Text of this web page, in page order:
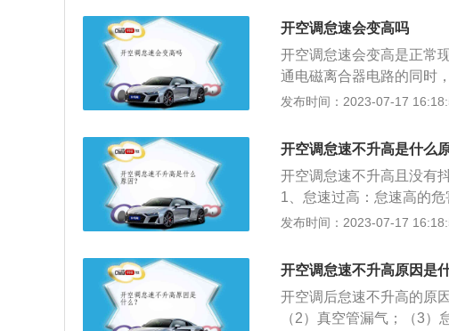
不良都会引发车身抖动，
气压力传感器。通常情况
100至150都属于正常。开
驱动力来自发动机。所以
有发动机控制单元，控制
转，不被熄灭。
法解决此问题或容易使汽
过多。节气门的主要作用
加，喷油量也会增加。因
碳，定期检查节气门。
高忽低。解决办法：需要
气管内进入不该进入的空
得怠速不稳。解决办法：
常工作。4、发动机故障
开启信号，控制单元就会
次提高转速，形成怠速不
时间不保养车辆，节气门
足或勉强带动压缩机。解
开空调怠速会变高吗
开空调怠速会变高是正常
通电磁离合器电路的同时
纵杆使化油器的节气门开
时，空调压缩机是用空调
了保证怠速状态下不会因
调压缩机的车辆怠速都会
整合适的怠速，保持发动
调下才会怠速不稳，有以
短暂的高负荷，试图以提
候，又无法承受空调压缩
稳。2、空调控制电路出
发布时间：2023-07-17
开空调怠速不升高是什么
开空调怠速不升高且没有
1、怠速过高：怠速高的
损。2、怠速过低：怠速
容易积碳，导致加速无力
适当、点火系统情况正常
等。
发布时间：2023-07-17
开空调怠速不升高原因是
开空调后怠速不升高的原
（2）真空管漏气；（3）